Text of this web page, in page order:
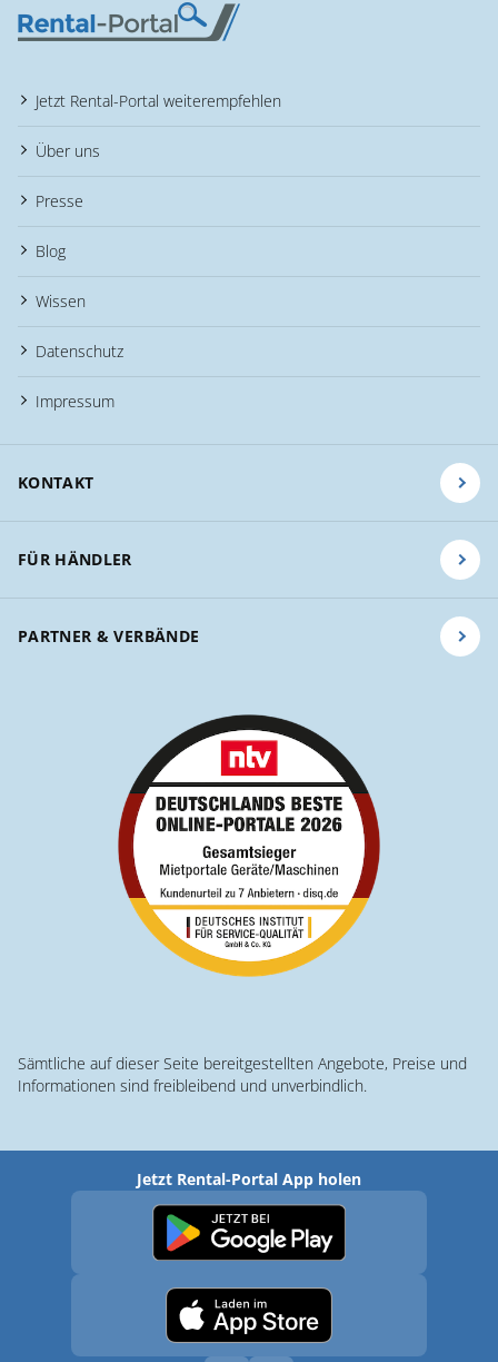
Jetzt Rental-Portal weiterempfehlen
Über uns
Presse
Blog
Wissen
Datenschutz
Impressum
KONTAKT
FÜR HÄNDLER
PARTNER & VERBÄNDE
Sämtliche auf dieser Seite bereitgestellten Angebote, Preise und
Informationen sind freibleibend und unverbindlich.
Jetzt Rental-Portal App holen